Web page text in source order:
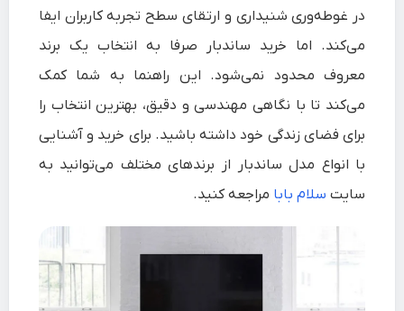
در غوطه‌وری شنیداری و ارتقای سطح تجربه کاربران ایفا
می‌کند. اما خرید ساندبار صرفا به انتخاب یک برند
معروف محدود نمی‌شود. این راهنما به شما کمک
می‌کند تا با نگاهی مهندسی و دقیق، بهترین انتخاب را
برای فضای زندگی خود داشته باشید. برای خرید و آشنایی
با انواع مدل ساندبار از برندهای مختلف می‌توانید به
سایت سلام بابا مراجعه کنید.